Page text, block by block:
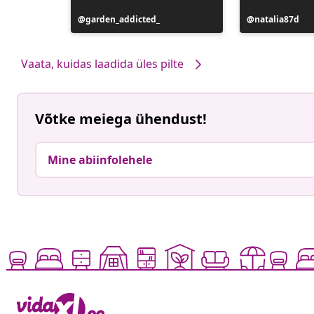
Postitus
avaldatud
garden_addicted_
Postitus
avaldatud
natalia87d
Vaata, kuidas laadida üles pilte
Võtke meiega ühendust!
Mine abiinfolehele